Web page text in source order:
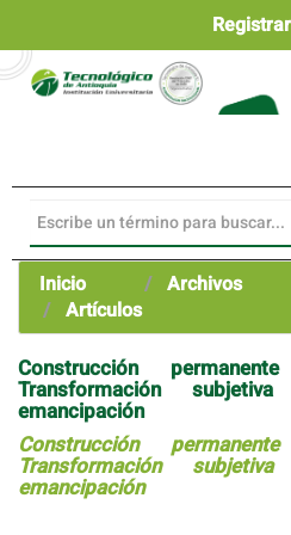
Contenido
principal
Inicio Archivos
Artículos
Construcción
Transformación
emancipación
Construcción
Transformación
emancipación